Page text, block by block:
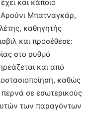
και κάποιο
Αρούνι Μπατναγκάρ,
καθηγητής
και προσέθεσε:
στο ρυθμό
και από
καθώς
σε εσωτερικούς
των παραγόντων